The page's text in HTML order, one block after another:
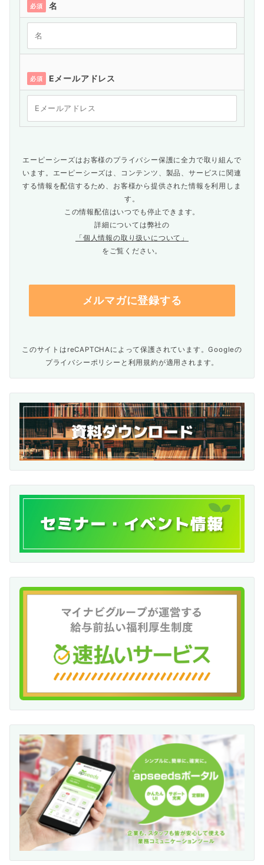
必須 名
必須 Eメールアドレス
エーピーシーズはお客様のプライバシー保護に全力で取り組んで
います。エーピーシーズは、コンテンツ、製品、サービスに関連
する情報を配信するため、お客様から提供された情報を利用しま
す。
この情報配信はいつでも停止できます。
詳細については弊社の
「個人情報の取り扱いについて」
をご覧ください。
このサイトはreCAPTCHAによって保護されています。Googleの
プライバシーポリシー と 利用規約が適用されます。